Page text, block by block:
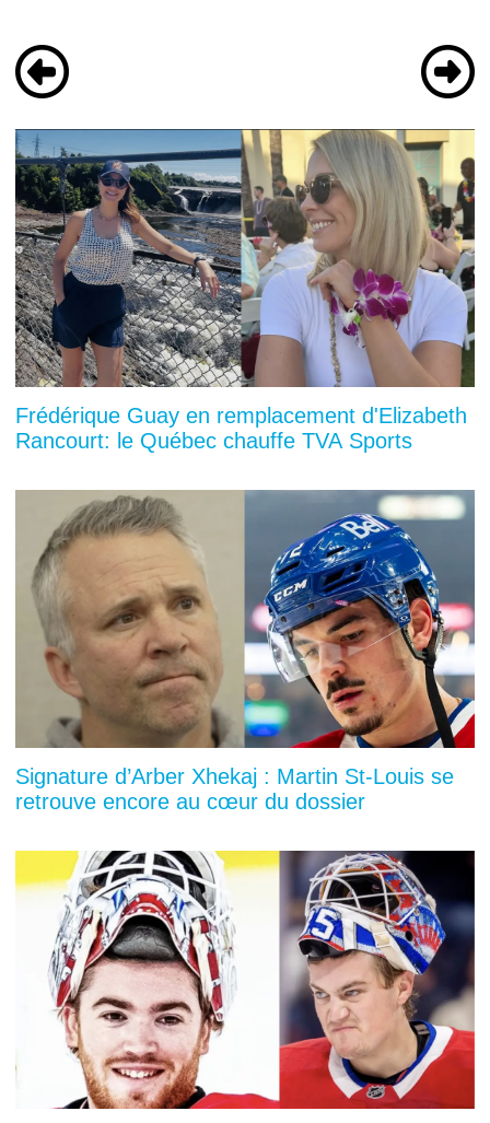
Frédérique Guay en remplacement d'Elizabeth
Rancourt: le Québec chauffe TVA Sports
Signature d’Arber Xhekaj : Martin St-Louis se
retrouve encore au cœur du dossier